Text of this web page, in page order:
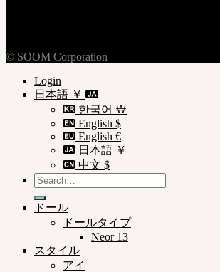
© SOOM Corporation
Login
日本語 ￥
한국어 ￦
English $
English €
日本語 ￥
中文 $
Search
for:
ドール
ドールタイプ
Neor 13
スタイル
アイ